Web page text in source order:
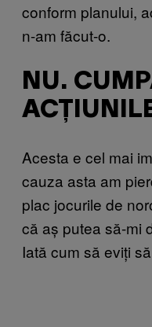
conform planului,
n-am făcut-o.
NU.
Acesta e cel mai
cauza asta am
plac jocurile de
că aș putea să-mi
Iată cum să eviți